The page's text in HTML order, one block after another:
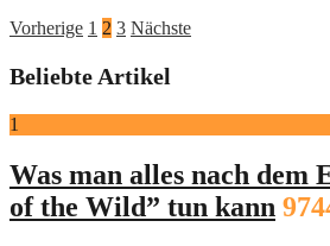
Seitennummerierung
der
Vorherige 1 2 3 Nächste
Beliebte Artikel
1
Was man alles nach dem
of the Wild” tun kann